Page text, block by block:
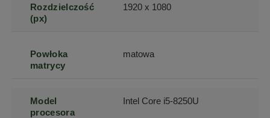
Rozdzielczość
(px)
1920 x 1080
Powłoka
matrycy
matowa
Model
procesora
Intel Core i5-8250U